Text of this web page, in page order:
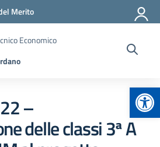
Merito
Economico
–
delle classi 3ª A